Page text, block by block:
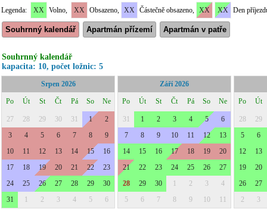
Legenda: XX Volno, XX Obsazeno, XX Částečně obsazeno, XX XX Den
Souhrnný kalendář Apartmán přízemí Apartmán v patře
Souhrnný kalendář
kapacita: 10, počet ložnic: 5
Srpen 2026
Po Út St Čt Pá So Ne
27 28 29 30 31 1
2
3
4 5 6 7 8
9
10
11 12 13 14 15
16
17
18 19 20 21 22
23
24
25 26 27 28 29
30
31
1 2 3 4 5 6
Září 2026
Po Út St Čt Pá So Ne
31 1 2 3 4 5
6
7
8 9 10 11 12
13
14
15 16 17 18 19
20
21
22 23 24 25 26
27
28
29 30 1 2 3
4
5
6 7 8 9 10 11
Po Út
28
29
5
6
12
13
19
20
26
27
2
3